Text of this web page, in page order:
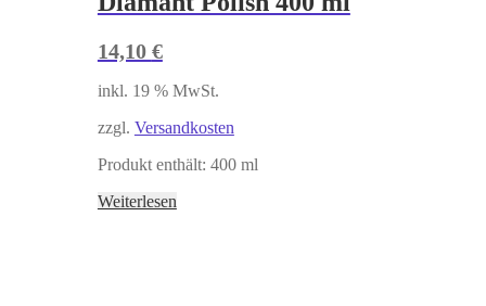
14,10 €
inkl. 19 % MwSt.
zzgl. Versandkosten
Produkt enthält: 400 ml
Weiterlesen